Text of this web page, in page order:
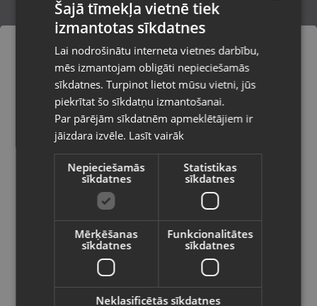
Zelta gredzens
Rīga, Audēju iela 6
Stāvoklis Restaurēts (Garantija 24 mēneši)
496.00€
€ /mēn.
Zelta Gredzens
Pasūtījumi tiks piegādāti uz
izvēlēto valsti
Vietnes saturs būs attēlots izvēlētajā
valodā
Valsts
Latviešu / Latvian
RUSSIAN
Šajā tīmekļa vietnē tiek
izmantotas sīkdatnes
Lai nodrošinātu interneta vietnes darbību,
mēs izmantojam obligāti nepieciešamās
sīkdatnes. Turpinot lietot mūsu vietni, jūs
piekrītat šo sīkdatņu izmantošanai.
Par pārējām sīkdatnēm apmeklētājiem ir
jāizdara izvēle. Lasīt vairāk
Nepieciešamās
sīkdatnes
Statistikas
sīkdatnes
Mērķēšanas
sīkdatnes
Funkcionalitātes
sīkdatnes
Neklasificētās sīkdatnes